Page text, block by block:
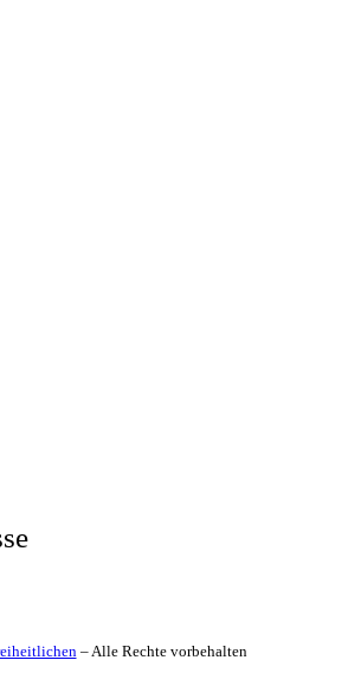
– Alle Rechte vorbehalten